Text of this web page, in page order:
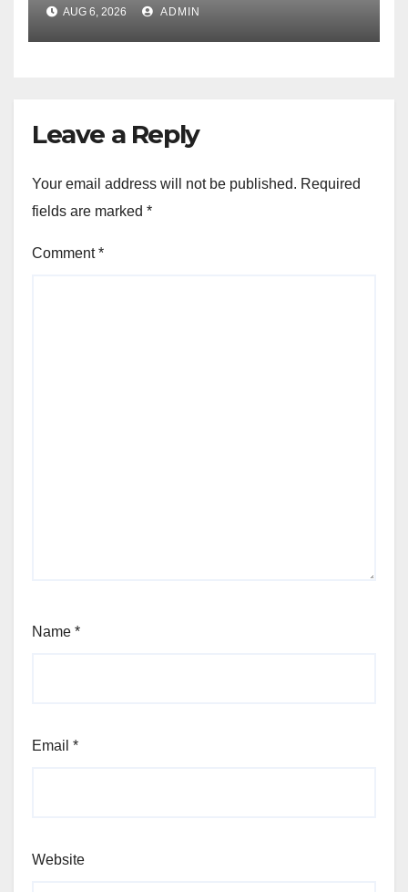
AUG 6, 2026 ADMIN
Leave a Reply
Your email address will not be published. Required
fields are marked *
Comment*
Name *
Email *
Website